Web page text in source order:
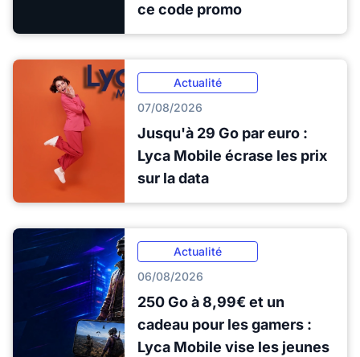
ce code promo
Actualité
07/08/2026
Jusqu'à 29 Go par euro :
Lyca Mobile écrase les prix
sur la data
Actualité
06/08/2026
250 Go à 8,99€ et un
cadeau pour les gamers :
Lyca Mobile vise les jeunes